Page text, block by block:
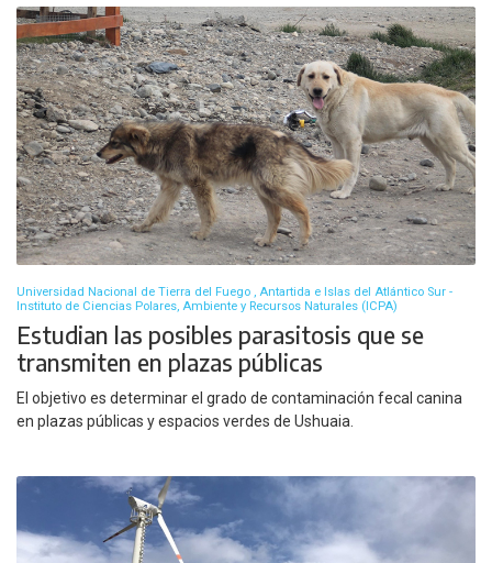
Universidad Nacional de Tierra del Fuego , Antartida e Islas del Atlántico Sur -
Instituto de Ciencias Polares, Ambiente y Recursos Naturales (ICPA)
Estudian las posibles parasitosis que se
transmiten en plazas públicas
El objetivo es determinar el grado de contaminación fecal canina
en plazas públicas y espacios verdes de Ushuaia.